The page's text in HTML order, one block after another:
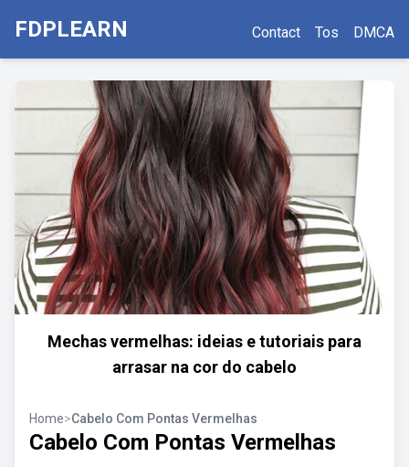
FDPLEARN Contact Tos DMCA
Mechas vermelhas: ideias e tutoriais para
arrasar na cor do cabelo
Home>Cabelo Com Pontas Vermelhas
Cabelo Com Pontas Vermelhas